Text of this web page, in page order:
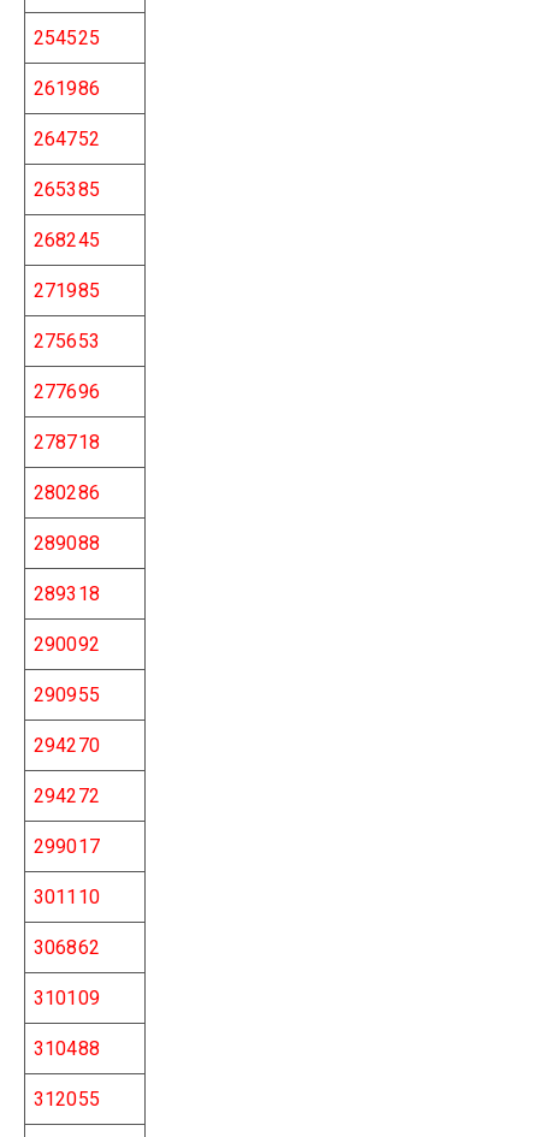
254525
261986
264752
265385
268245
271985
275653
277696
278718
280286
289088
289318
290092
290955
294270
294272
299017
301110
306862
310109
310488
312055